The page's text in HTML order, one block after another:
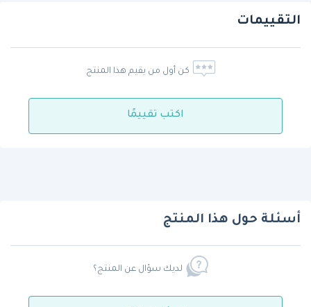
التقييمات
كن أول من يقيم هذا المنتج
اكتب تقييمًا
أسئلة حول هذا المنتج
لديك سؤال عن المنتج؟